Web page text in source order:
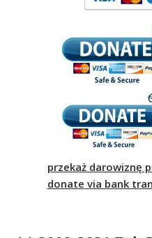
przekaż darowiznę
donate via bank